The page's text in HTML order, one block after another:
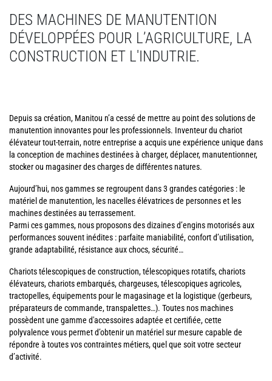
DES MACHINES DE MANUTENTION
DÉVELOPPÉES POUR L’AGRICULTURE, LA
CONSTRUCTION ET L'INDUTRIE.
Depuis sa création, Manitou n’a cessé de mettre au point des solutions de
manutention innovantes pour les professionnels. Inventeur du chariot
élévateur tout-terrain, notre entreprise a acquis une expérience unique dans
la conception de machines destinées à charger, déplacer, manutentionner,
stocker ou magasiner des charges de différentes natures.
Aujourd’hui, nos gammes se regroupent dans 3 grandes catégories : le
matériel de manutention, les nacelles élévatrices de personnes et les
machines destinées au terrassement.
Parmi ces gammes, nous proposons des dizaines d’engins motorisés aux
performances souvent inédites : parfaite maniabilité, confort d’utilisation,
grande adaptabilité, résistance aux chocs, sécurité…
Chariots télescopiques de construction, télescopiques rotatifs, chariots
élévateurs, chariots embarqués, chargeuses, télescopiques agricoles,
tractopelles, équipements pour le magasinage et la logistique (gerbeurs,
préparateurs de commande, transpalettes…). Toutes nos machines
possèdent une gamme d'accessoires adaptée et certifiée, cette
polyvalence vous permet d’obtenir un matériel sur mesure capable de
répondre à toutes vos contraintes métiers, quel que soit votre secteur
d’activité.